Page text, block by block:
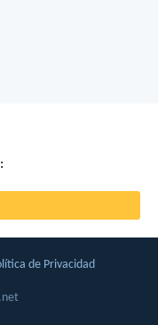
de Privacidad